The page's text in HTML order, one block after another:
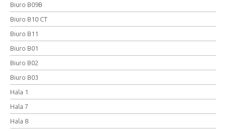
Biuro B09B
Biuro B10 CT
Biuro B11
Biuro B01
Biuro B02
Biuro B03
Hala 1
Hala 7
Hala 8